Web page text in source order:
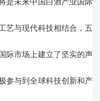
艺与现代科技相结合，五
际市场上建立了坚实的声
参与到全球科技创新和产